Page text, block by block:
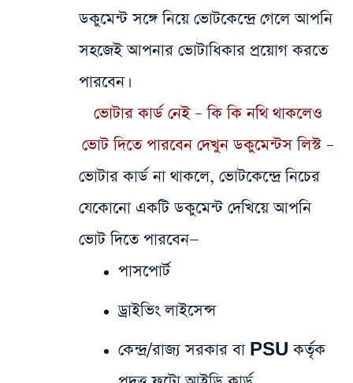
ডকুমেন্ট সঙ্গে নিয়ে ভোটকেন্দ্রে গেলে আপনি
সহজেই আপনার ভোটাধিকার প্রয়োগ করতে
পারবেন।
ভোটার কার্ড নেই – কি কি নথি থাকলেও
ভোট দিতে পারবেন দেখুন ডকুমেন্টস লিস্ট –
ভোটার কার্ড না থাকলে, ভোটকেন্দ্রে নিচের
যেকোনো একটি ডকুমেন্ট দেখিয়ে আপনি
ভোট দিতে পারবেন—
পাসপোর্ট
ড্রাইভিং লাইসেন্স
কেন্দ্র/রাজ্য সরকার বা PSU কর্তৃক